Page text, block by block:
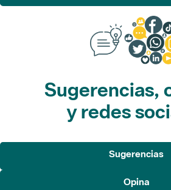
Sugerencias,
y redes
Sugerencias
Opina